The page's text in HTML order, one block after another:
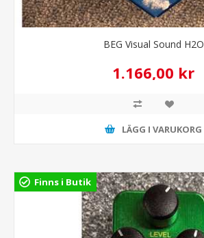
BEG Visual Sound H2O
1.166,00 kr
LÄGG I VARUKORG
Finns i Butik